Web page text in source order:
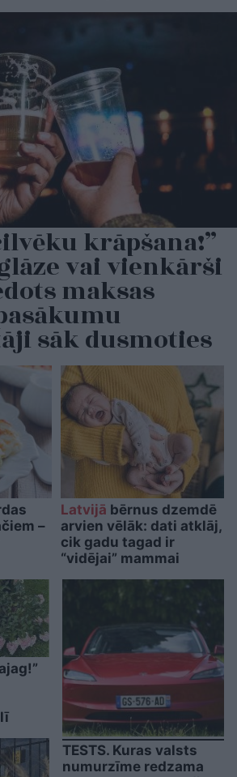
krāpšana!”
vai vienkārši
maksas
sāk dusmoties
–
Latvijā bērnus dzemdē
arvien vēlāk: dati atklāj,
cik gadu tagad ir
“vidējai” mammai
TESTS. Kuras valsts
numurzīme redzama